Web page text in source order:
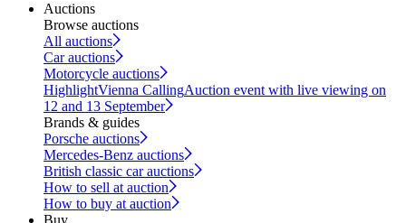
Auctions
Browse auctions
All auctions
Car auctions
Motorcycle auctions
HighlightVienna CallingAuction event with live viewing on
12 and 13 September
Brands & guides
Porsche auctions
Mercedes-Benz auctions
British classic car auctions
How to sell at auction
How to buy at auction
Buy